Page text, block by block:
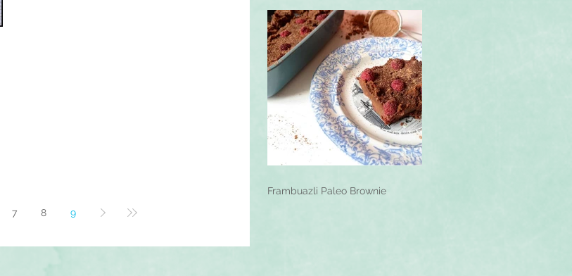
7 8 9
Frambuazli Paleo Brownie